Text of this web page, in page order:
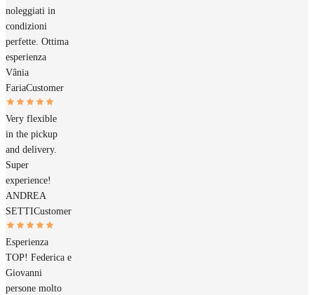
noleggiati in
condizioni
perfette. Ottima
esperienza
Vânia
FariaCustomer
Very flexible
in the pickup
and delivery.
Super
experience!
ANDREA
SETTICustomer
Esperienza
TOP! Federica e
Giovanni
persone molto